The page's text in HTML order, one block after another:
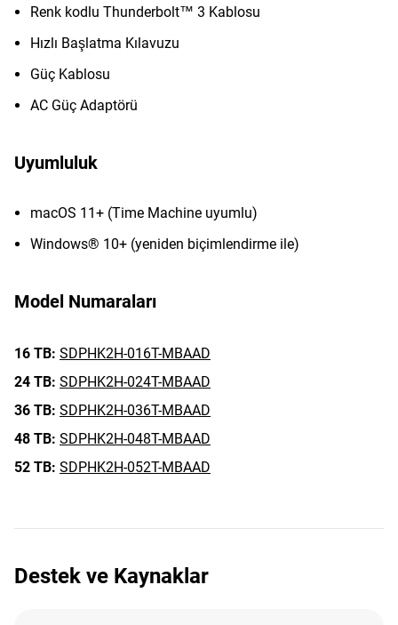
Renk kodlu Thunderbolt™ 3 Kablosu
Hızlı Başlatma Kılavuzu
Güç Kablosu
AC Güç Adaptörü
Uyumluluk
macOS 11+ (Time Machine uyumlu)
Windows® 10+ (yeniden biçimlendirme ile)
Model Numaraları
16 TB: SDPHK2H-016T-MBAAD
24 TB: SDPHK2H-024T-MBAAD
36 TB: SDPHK2H-036T-MBAAD
48 TB: SDPHK2H-048T-MBAAD
52 TB: SDPHK2H-052T-MBAAD
Destek ve Kaynaklar